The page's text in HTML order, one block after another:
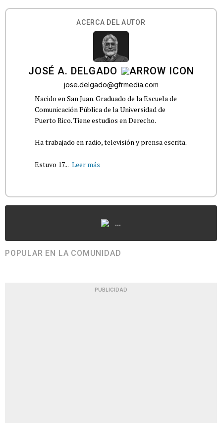
ACERCA DEL AUTOR
JOSÉ A. DELGADO
jose.delgado@gfrmedia.com
Nacido en San Juan. Graduado de la Escuela de
Comunicación Pública de la Universidad de
Puerto Rico. Tiene estudios en Derecho.
Ha trabajado en radio, televisión y prensa escrita.
Estuvo 17... Leer más
...
POPULAR EN LA COMUNIDAD
PUBLICIDAD